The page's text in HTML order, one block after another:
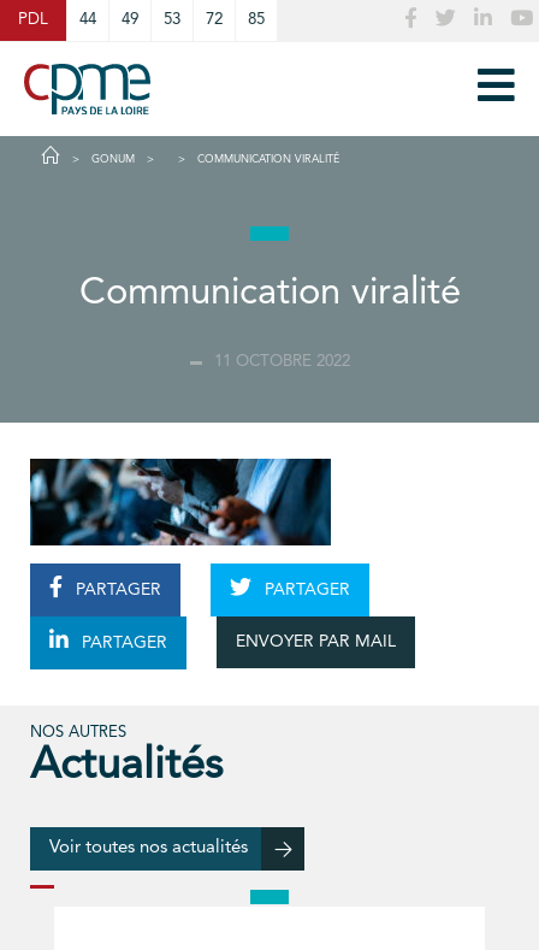
PDL 44 49 53 72 85
GONUM COMMUNICATION VIRALITÉ
Communication viralité
11 OCTOBRE 2022
PARTAGER PARTAGER
PARTAGER ENVOYER PAR MAIL
NOS AUTRES
Actualités
Voir toutes nos actualités
Cookies management panel